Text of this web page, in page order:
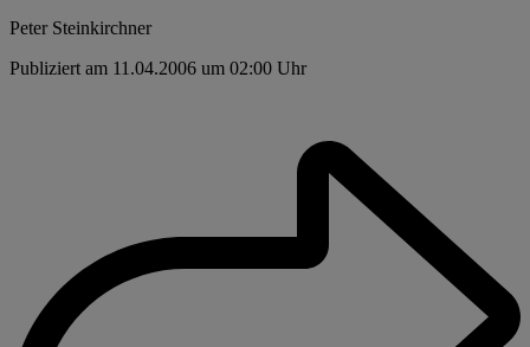
Peter Steinkirchner
Publiziert am 11.04.2006 um 02:00 Uhr